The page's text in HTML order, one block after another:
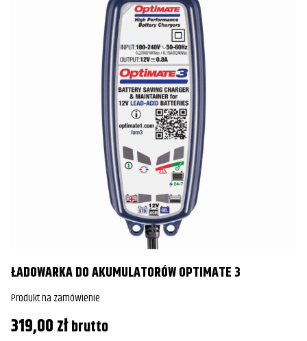
ŁADOWARKA DO AKUMULATORÓW OPTIMATE 3
Produkt na zamówienie
319,00złbrutto